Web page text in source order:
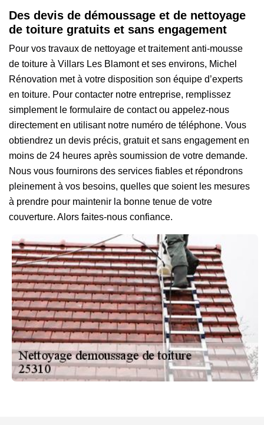
Des devis de démoussage et de nettoyage
de toiture gratuits et sans engagement
Pour vos travaux de nettoyage et traitement anti-mousse
de toiture à Villars Les Blamont et ses environs, Michel
Rénovation met à votre disposition son équipe d’experts
en toiture. Pour contacter notre entreprise, remplissez
simplement le formulaire de contact ou appelez-nous
directement en utilisant notre numéro de téléphone. Vous
obtiendrez un devis précis, gratuit et sans engagement en
moins de 24 heures après soumission de votre demande.
Nous vous fournirons des services fiables et répondrons
pleinement à vos besoins, quelles que soient les mesures
à prendre pour maintenir la bonne tenue de votre
couverture. Alors faites-nous confiance.